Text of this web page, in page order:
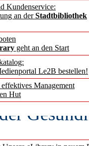
Kundenservice:
an derStadtbibliothek
geht an den Start
Le2B bestellen!
Management
Hut
neu